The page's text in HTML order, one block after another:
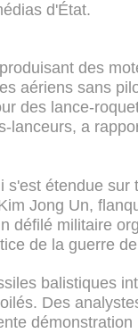
d'État.
des
aériens sans
des lance-
lanceurs, a
s'est étendue
Jong Un,
défilé militaire
de la guerre
balistiques
Des